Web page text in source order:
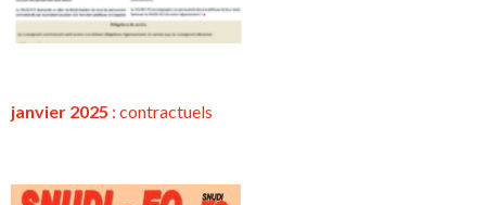
janvier 2025 : contractuels